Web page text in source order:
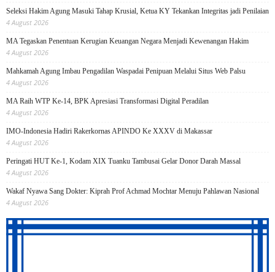
Seleksi Hakim Agung Masuki Tahap Krusial, Ketua KY Tekankan Integritas jadi Penilaian
4 August 2026
MA Tegaskan Penentuan Kerugian Keuangan Negara Menjadi Kewenangan Hakim
4 August 2026
Mahkamah Agung Imbau Pengadilan Waspadai Penipuan Melalui Situs Web Palsu
4 August 2026
MA Raih WTP Ke-14, BPK Apresiasi Transformasi Digital Peradilan
4 August 2026
IMO-Indonesia Hadiri Rakerkornas APINDO Ke XXXV di Makassar
4 August 2026
Peringati HUT Ke-1, Kodam XIX Tuanku Tambusai Gelar Donor Darah Massal
4 August 2026
Wakaf Nyawa Sang Dokter: Kiprah Prof Achmad Mochtar Menuju Pahlawan Nasional
4 August 2026